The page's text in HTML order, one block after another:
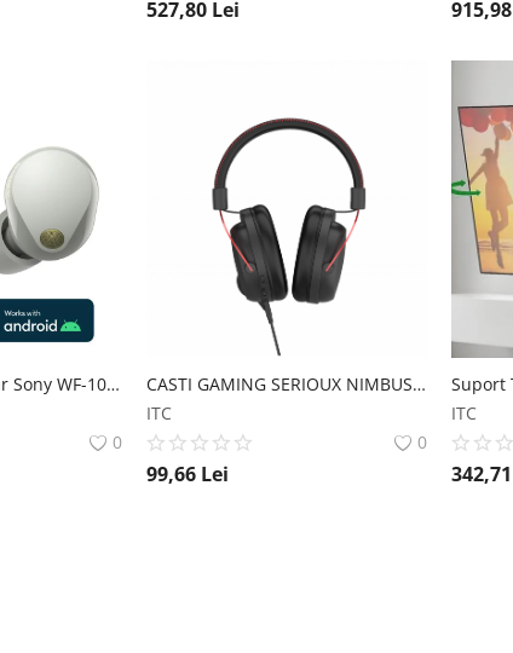
527,80 Lei 915,98
Casti Wireless In-Ear Sony WF-1000XM5B Casti Wireless In-Ear Sony WF-1000XM5B Sony
0
CASTI GAMING SERIOUX NIMBUS CASTI GAMING SERIOUX NIMBUS Serioux
ITC
0
99,66 Lei
ITC
342,71